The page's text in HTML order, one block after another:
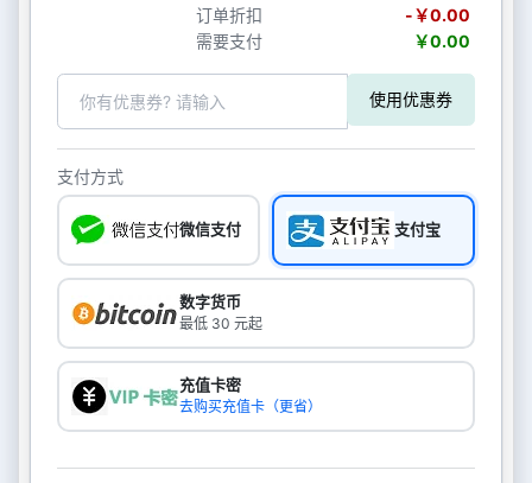
订单折扣
-￥0.00
需要支付
￥0.00
使用优惠券
支付方式
微信支付 支付宝
数字货币
最低 30 元起
充值卡密
去购买充值卡（更省）